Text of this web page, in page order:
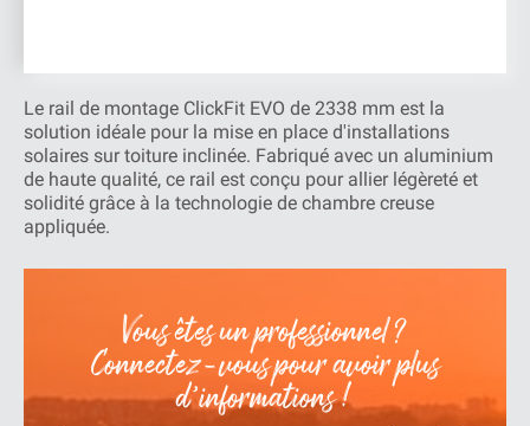
Le rail de montage ClickFit EVO de 2338 mm est la
solution idéale pour la mise en place d'installations
solaires sur toiture inclinée. Fabriqué avec un aluminium
de haute qualité, ce rail est conçu pour allier légèreté et
solidité grâce à la technologie de chambre creuse
appliquée.
Vous êtes un professionnel ?
Connectez-vous pour avoir plus
d’informations !